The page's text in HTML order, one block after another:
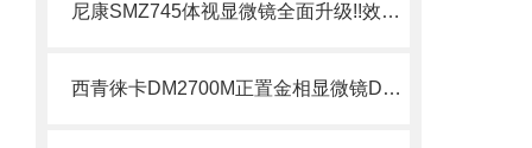
尼康SMZ745体视显微镜全面升级!!效果更清晰尼康SMZ745显微镜
西青徕卡DM2700M正置金相显微镜DM2700M显微镜